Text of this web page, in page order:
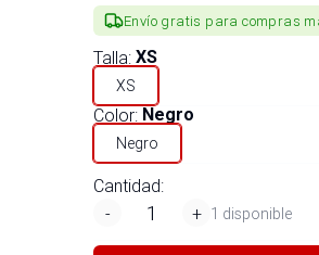
Envío gratis para compras
Talla: XS
XS
Color: Negro
Negro
Cantidad:
-
+ 1 disponible